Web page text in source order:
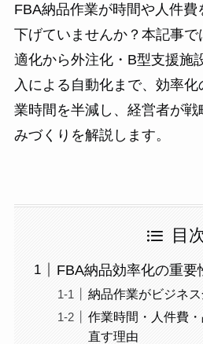
FBA納品作業が時間や人件費
下げていませんか？本記事
適化から外注化・B型支援施
入による自動化まで、効率
業時間を半減し、経営者が戦
みづくりを解説します。
目
FBA納品効率化の重要
納品作業がビジネ
作業時間・人件費
直す理由